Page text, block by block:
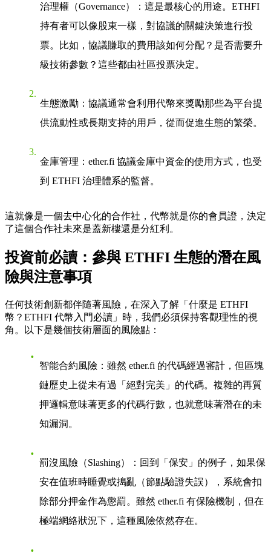
治理權（Governance）
：這是最核心的用途。ETHFI
持有者可以像股東一樣，對協議的關鍵決策進行投
票。比如，協議賺取的費用該如何分配？是否需要升
級技術參數？這些都由社區投票決定。
生態激勵 ：協議通常會利用代幣來獎勵那些為平台提
供流動性或長期支持的用戶，從而促進生態的繁榮。
金庫管理 ：ether.fi 協議金庫中資金的使用方式，也受
到 ETHFI 治理體系的監督。
這就像是一個去中心化的合作社，代幣就是你的會員證，決定
了這個合作社未來是蓋新樓還是分紅利。
投資前必讀：參與 ETHFI 生態的潛在風
險與注意事項
任何技術創新都伴隨著風險，在深入了解「什麼是 ETHFI
幣？ETHFI 代幣入門必讀」時，我們必須保持客觀理性的視
角。以下是幾個技術層面的風險點：
智能合約風險 ：雖然 ether.fi 的代碼經過審計，但區塊
鏈歷史上從未有過「絕對完美」的代碼。複雜的再質
押邏輯意味著更多的代碼行數，也就意味著潛在的未
知漏洞。
罰沒風險（Slashing）
：回到「保安」的例子，如果保
安在值班時睡覺或搗亂（節點驗證失誤），系統會扣
除部分押金作為懲罰。雖然 ether.fi 有保險機制，但在
極端網絡狀況下，這種風險依然存在。